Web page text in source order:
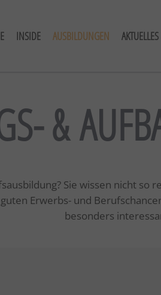
INSIDE AUSBILDUNGEN AKTUELLES
&
Sie wissen nicht so
Erwerbs- und
besonders